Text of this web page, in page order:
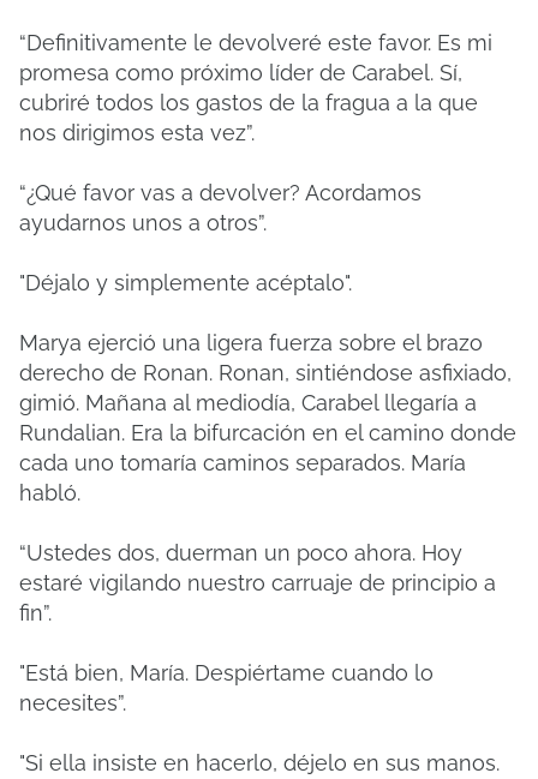
“Definitivamente le devolveré este favor. Es mi
promesa como próximo líder de Carabel. Sí,
cubriré todos los gastos de la fragua a la que
nos dirigimos esta vez”.
“¿Qué favor vas a devolver? Acordamos
ayudarnos unos a otros”.
"Déjalo y simplemente acéptalo".
Marya ejerció una ligera fuerza sobre el brazo
derecho de Ronan. Ronan, sintiéndose asfixiado,
gimió. Mañana al mediodía, Carabel llegaría a
Rundalian. Era la bifurcación en el camino donde
cada uno tomaría caminos separados. María
habló.
“Ustedes dos, duerman un poco ahora. Hoy
estaré vigilando nuestro carruaje de principio a
fin”.
"Está bien, María. Despiértame cuando lo
necesites”.
"Si ella insiste en hacerlo, déjelo en sus manos.